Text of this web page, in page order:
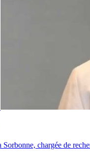
Sorbonne, chargée de